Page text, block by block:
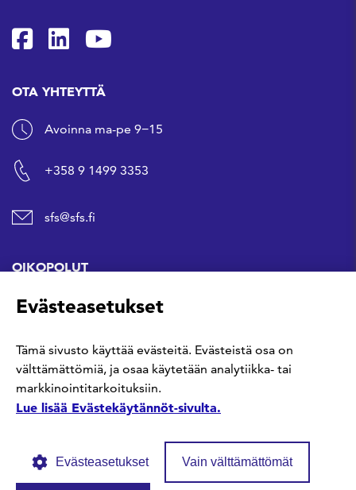
SFS Facebookissa
SFS Linkedinissä
SFS Youtubessa
OTA YHTEYTTÄ
Avoinna ma-pe 9−15
+358 9 1499 3353
sfs@sfs.fi
OIKOPOLUT
Hanki standardi
Kommentoi tekeillä olevia standardeja
Evästeasetukset
Tämä sivusto käyttää evästeitä. Evästeistä osa on
välttämättömiä, ja osaa käytetään analytiikka- tai
markkinointitarkoituksiin.
Lue lisää Evästekäytännöt-sivulta.
Evästeasetukset Vain välttämättömät